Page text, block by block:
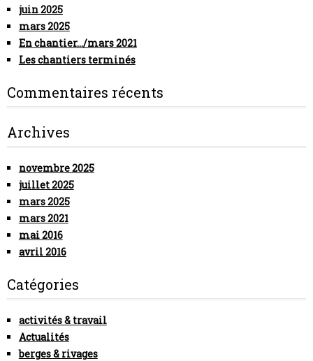
juin 2025
mars 2025
En chantier…/mars 2021
Les chantiers terminés
Commentaires récents
Archives
novembre 2025
juillet 2025
mars 2025
mars 2021
mai 2016
avril 2016
Catégories
activités & travail
Actualités
berges & rivages